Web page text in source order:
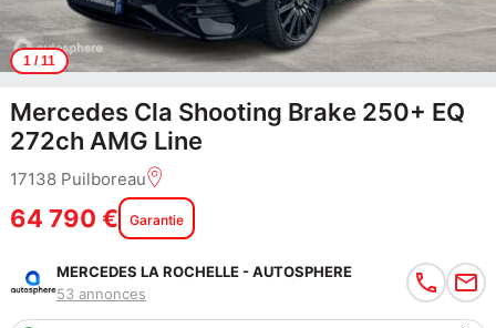
1/ 11
Mercedes Cla Shooting Brake 250+ EQ
272ch AMG Line
17138 Puilboreau
64 790 € Garantie
MERCEDES LA ROCHELLE - AUTOSPHERE
53 annonces